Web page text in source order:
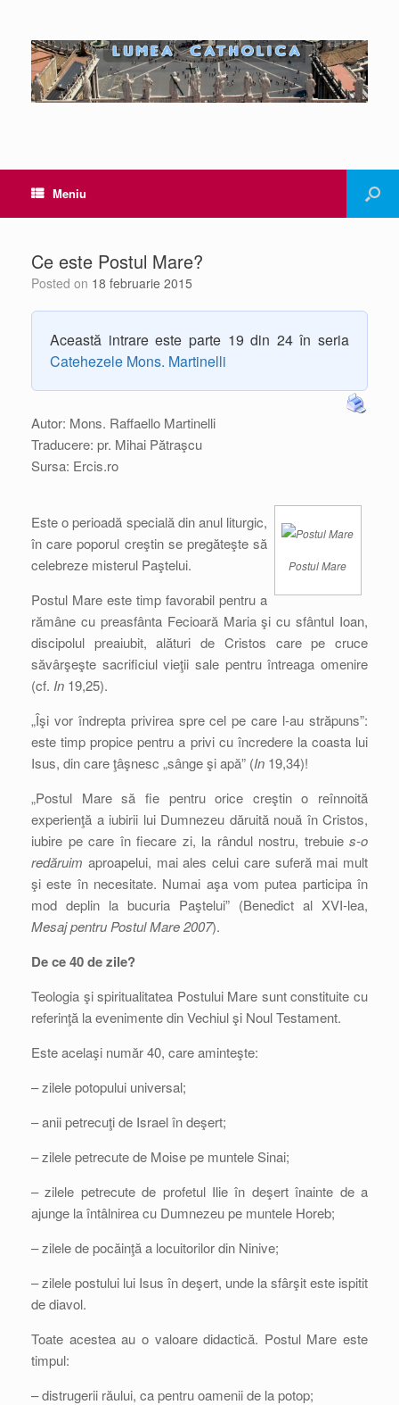
Meniu
Ce este Postul Mare?
Posted on 18 februarie 2015
Această intrare este parte 19 din 24 în seria
Catehezele Mons. Martinelli
Autor: Mons. Raffaello Martinelli
Traducere: pr. Mihai Pătraşcu
Sursa: Ercis.ro
Postul Mare
Este o perioadă specială din anul liturgic,
în care poporul creştin se pregăteşte să
celebreze misterul Paştelui.
Postul Mare este timp favorabil pentru a
rămâne cu preasfânta Fecioară Maria şi cu sfântul Ioan,
discipolul preaiubit, alături de Cristos care pe cruce
săvârşeşte sacrificiul vieţii sale pentru întreaga omenire
(cf. In 19,25).
„Îşi vor îndrepta privirea spre cel pe care l-au străpuns”:
este timp propice pentru a privi cu încredere la coasta lui
Isus, din care ţâşnesc „sânge şi apă” (In 19,34)!
„Postul Mare să fie pentru orice creştin o reînnoită
experienţă a iubirii lui Dumnezeu dăruită nouă în Cristos,
iubire pe care în fiecare zi, la rândul nostru, trebuie s-o
redăruim aproapelui, mai ales celui care suferă mai mult
şi este în necesitate. Numai aşa vom putea participa în
mod deplin la bucuria Paştelui” (Benedict al XVI-lea,
Mesaj pentru Postul Mare 2007).
De ce 40 de zile?
Teologia şi spiritualitatea Postului Mare sunt constituite cu
referinţă la evenimente din Vechiul şi Noul Testament.
Este acelaşi număr 40, care aminteşte:
– zilele potopului universal;
– anii petrecuţi de Israel în deşert;
– zilele petrecute de Moise pe muntele Sinai;
– zilele petrecute de profetul Ilie în deşert înainte de a
ajunge la întâlnirea cu Dumnezeu pe muntele Horeb;
– zilele de pocăinţă a locuitorilor din Ninive;
– zilele postului lui Isus în deşert, unde la sfârşit este ispitit
de diavol.
Toate acestea au o valoare didactică. Postul Mare este
timpul:
– distrugerii răului, ca pentru oamenii de la potop;